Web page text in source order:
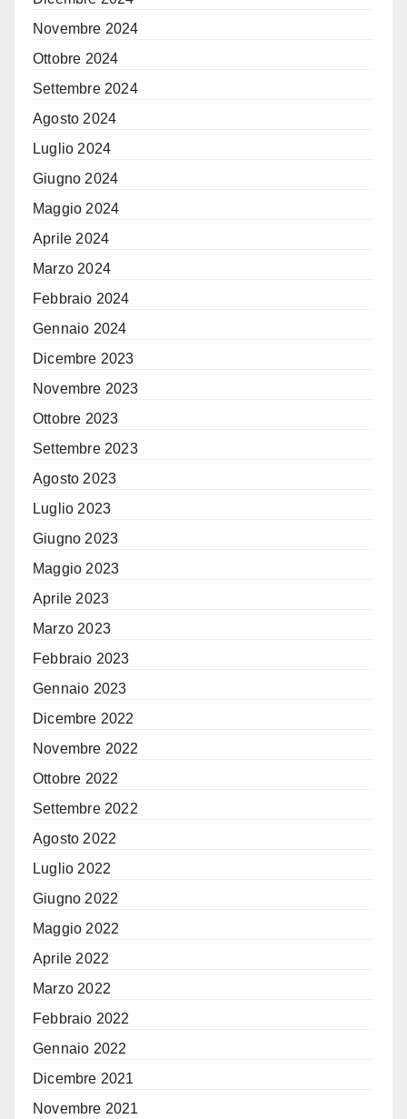
Novembre 2024
Ottobre 2024
Settembre 2024
Agosto 2024
Luglio 2024
Giugno 2024
Maggio 2024
Aprile 2024
Marzo 2024
Febbraio 2024
Gennaio 2024
Dicembre 2023
Novembre 2023
Ottobre 2023
Settembre 2023
Agosto 2023
Luglio 2023
Giugno 2023
Maggio 2023
Aprile 2023
Marzo 2023
Febbraio 2023
Gennaio 2023
Dicembre 2022
Novembre 2022
Ottobre 2022
Settembre 2022
Agosto 2022
Luglio 2022
Giugno 2022
Maggio 2022
Aprile 2022
Marzo 2022
Febbraio 2022
Gennaio 2022
Dicembre 2021
Novembre 2021